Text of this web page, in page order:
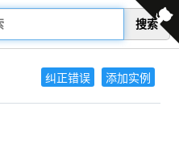
搜索
纠正错误 添加实例